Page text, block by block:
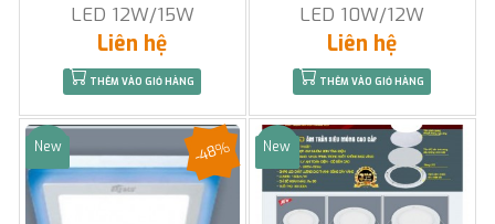
LED 12W/15W
Liên hệ
THÊM VÀO GIỎ HÀNG
LED 10W/12W
Liên hệ
THÊM VÀO GIỎ HÀNG
Sale
New -48% Sale
New